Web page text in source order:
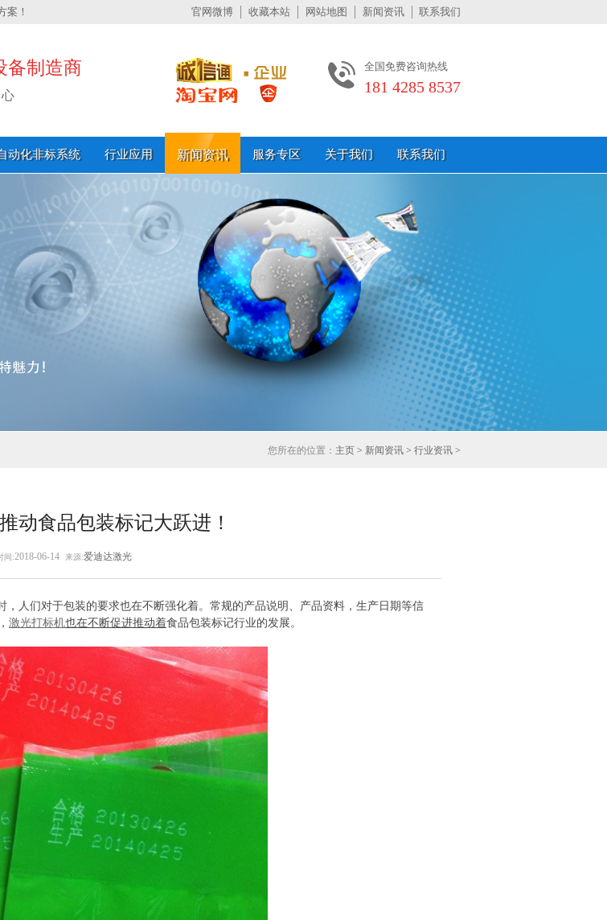
案！ 官网微博 收藏本站 网站地图 新闻资讯 联系我们
备制造商 全国免费咨询热线
181 4285 8537
动化非标系统 行业应用 新闻资讯 服务专区 关于我们 联系我们
您所在的位置： 主页> 新闻资讯> 行业资讯>
动食品包装标记大跃进！
间:2018-06-14 来源:爱迪达激光
们对于包装的要求也在不断强化着。常规的产品说明、产品资料，生产日期等信
激光打标机也在不断促进推动着食品包装标记行业的发展。